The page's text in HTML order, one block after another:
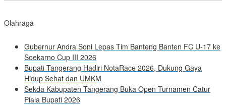
Olahraga
Gubernur Andra Soni Lepas Tim Banteng Banten FC U-17 ke
Soekarno Cup III 2026
Bupati Tangerang Hadiri NotaRace 2026, Dukung Gaya
Hidup Sehat dan UMKM
Sekda Kabupaten Tangerang Buka Open Turnamen Catur
Piala Bupati 2026